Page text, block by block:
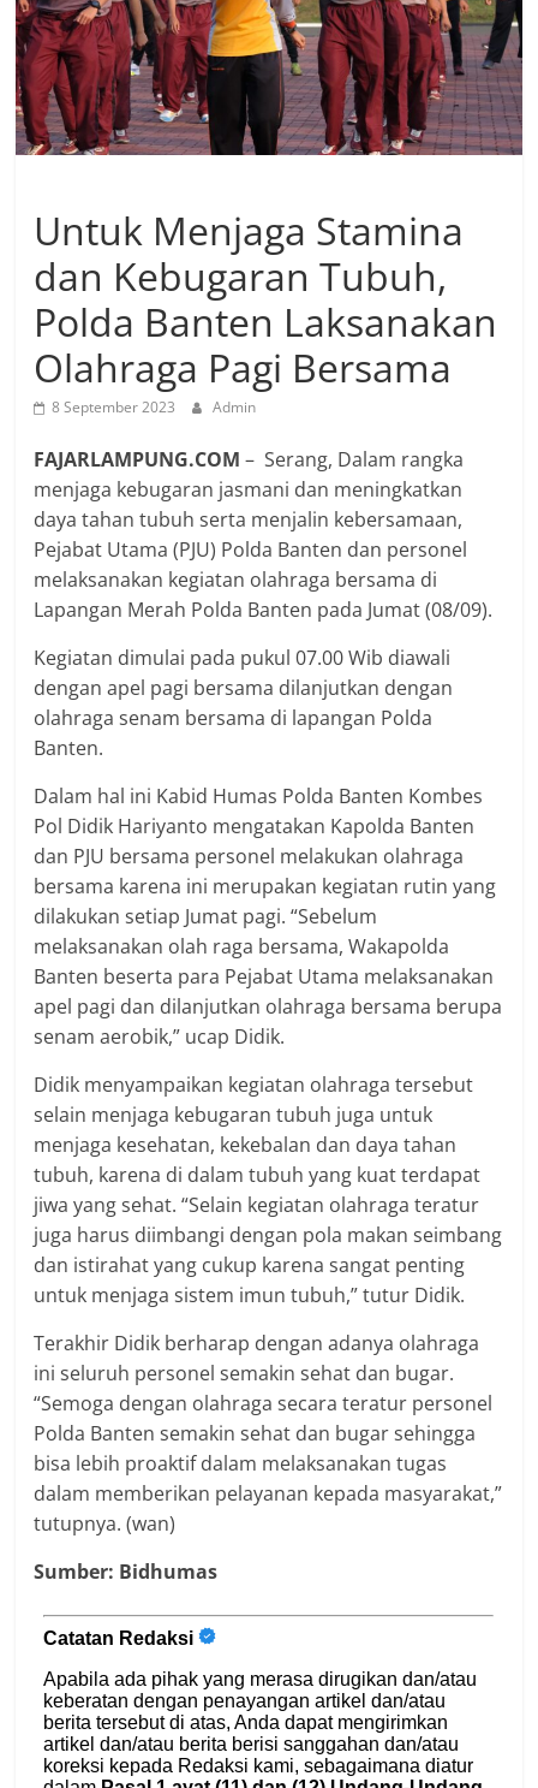
Untuk Menjaga Stamina
dan Kebugaran Tubuh,
Polda Banten Laksanakan
Olahraga Pagi Bersama
8 September 2023 Admin
FAJARLAMPUNG.COM– Serang, Dalam rangka
menjaga kebugaran jasmani dan meningkatkan
daya tahan tubuh serta menjalin kebersamaan,
Pejabat Utama (PJU) Polda Banten dan personel
melaksanakan kegiatan olahraga bersama di
Lapangan Merah Polda Banten pada Jumat (08/09).
Kegiatan dimulai pada pukul 07.00 Wib diawali
dengan apel pagi bersama dilanjutkan dengan
olahraga senam bersama di lapangan Polda
Banten.
Dalam hal ini Kabid Humas Polda Banten Kombes
Pol Didik Hariyanto mengatakan Kapolda Banten
dan PJU bersama personel melakukan olahraga
bersama karena ini merupakan kegiatan rutin yang
dilakukan setiap Jumat pagi. “Sebelum
melaksanakan olah raga bersama, Wakapolda
Banten beserta para Pejabat Utama melaksanakan
apel pagi dan dilanjutkan olahraga bersama berupa
senam aerobik,” ucap Didik.
Didik menyampaikan kegiatan olahraga tersebut
selain menjaga kebugaran tubuh juga untuk
menjaga kesehatan, kekebalan dan daya tahan
tubuh, karena di dalam tubuh yang kuat terdapat
jiwa yang sehat. “Selain kegiatan olahraga teratur
juga harus diimbangi dengan pola makan seimbang
dan istirahat yang cukup karena sangat penting
untuk menjaga sistem imun tubuh,” tutur Didik.
Terakhir Didik berharap dengan adanya olahraga
ini seluruh personel semakin sehat dan bugar.
“Semoga dengan olahraga secara teratur personel
Polda Banten semakin sehat dan bugar sehingga
bisa lebih proaktif dalam melaksanakan tugas
dalam memberikan pelayanan kepada masyarakat,”
tutupnya. (wan)
Sumber: Bidhumas